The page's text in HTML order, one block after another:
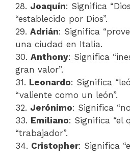
28. Joaquín: Significa
“establecido por Dios”.
29. Adrián: Significa
una ciudad en Italia.
30. Anthony: Significa
gran valor”.
31. Leonardo: Significa
“valiente como un león”.
32. Jerónimo: Significa
33. Emiliano: Significa “el
“trabajador”.
34. Cristopher: Significa